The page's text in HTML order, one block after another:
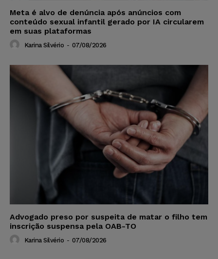
Meta é alvo de denúncia após anúncios com
conteúdo sexual infantil gerado por IA circularem
em suas plataformas
Karina Silvério - 07/08/2026
Advogado preso por suspeita de matar o filho tem
inscrição suspensa pela OAB-TO
Karina Silvério - 07/08/2026